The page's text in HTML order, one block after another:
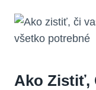
Ako Zistiť,